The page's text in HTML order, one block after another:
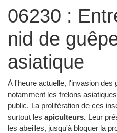
06230 :
nid de
asiatique
À l'heure actuelle, l'invasion des
notamment les frelons
public. La prolifération de ces
surtout les apiculteurs. Leur
les abeilles, jusqu'à bloquer la